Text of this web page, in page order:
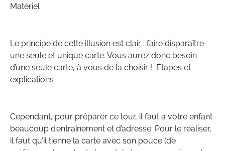
Matériel
Le principe de cette illusion est clair : faire disparaître
une seule et unique carte. Vous aurez donc besoin
d’une seule carte, à vous de la choisir ! Étapes et
explications
Cependant, pour préparer ce tour, il faut à votre enfant
beaucoup d’entraînement et d’adresse. Pour le réaliser,
il faut qu’il tienne la carte avec son pouce (de